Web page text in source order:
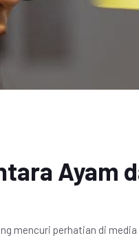
Ayam
mencuri perhatian di media